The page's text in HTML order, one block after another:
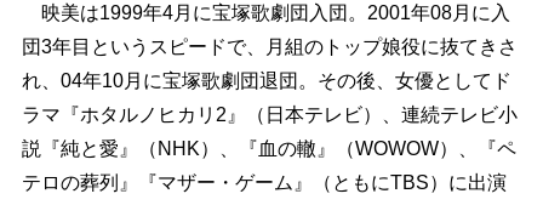
映美は1999年4月に宝塚歌劇団入団。2001年08月に入
団3年目というスピードで、月組のトップ娘役に抜てきさ
れ、04年10月に宝塚歌劇団退団。その後、女優としてド
ラマ『ホタルノヒカリ2』（日本テレビ）、連続テレビ小
説『純と愛』（NHK）、『血の轍』（WOWOW）、『ペ
テロの葬列』『マザー・ゲーム』（ともにTBS）に出演